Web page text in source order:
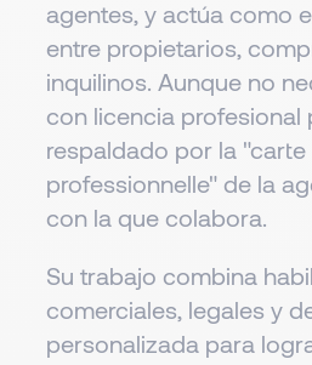
agentes, y actúa como
entre propietarios,
inquilinos. Aunque no
con licencia profesional
respaldado por la "carte
professionnelle" de la
con la que colabora.
Su trabajo combina
comerciales, legales y
personalizada para